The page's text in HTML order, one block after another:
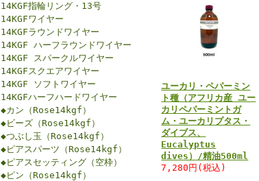
14KGF指輪リング・13号
14KGFワイヤー
14KGFラウンドワイヤー
14KGF ハーフラウンドワイヤー
14KGF スパークルワイヤー
14KGFスクエアワイヤー
14KGF ソフトワイヤー
14KGFハーフハードワイヤー
◆カン（Rose14kgf）
◆ビーズ（Rose14kgf）
◆つぶし玉（Rose14kgf）
◆ピアスパーツ（Rose14kgf）
◆ピアスセッティング（空枠）
◆ピン（Rose14kgf）
ユーカリ・ペパーミン
ト種（アフリカ産 ユー
カリペパーミントガ
ム・ユーカリプタス・
ダイブス、
Eucalyptus
dives）/精油500ml
7,280円(税込)